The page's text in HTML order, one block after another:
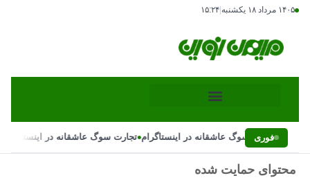
۱۴۰۵ مرداد ۱۸ یکشنبه ۱۵:۲۴
فوری
تجارت سوگ عاشقانه در اینستاگرام•تجارت سوگ عاشقانه در اینستاگرام
محتوای حمایت شده